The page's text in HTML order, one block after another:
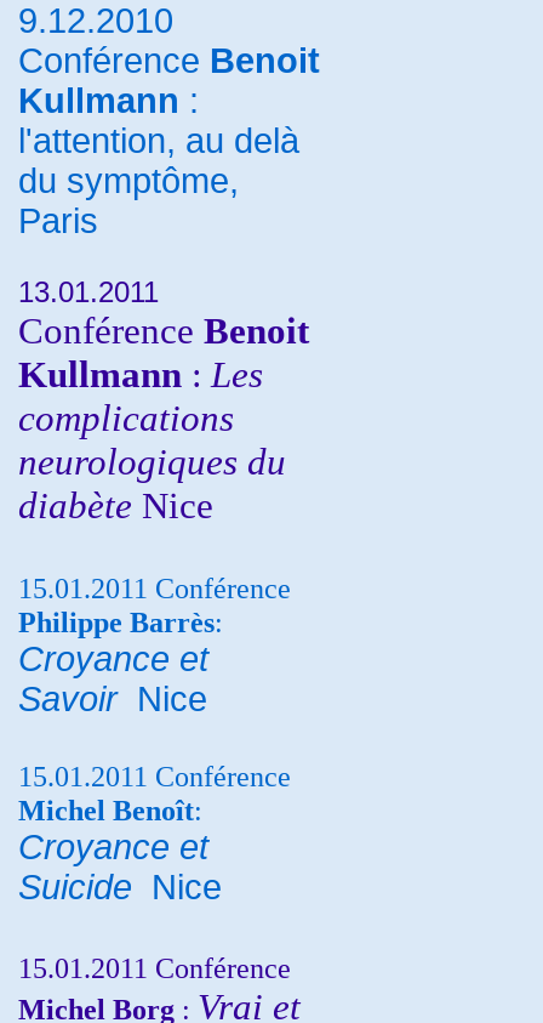
9.12.2010
Conférence Benoit
Kullmann :
l'attention, au delà
du symptôme,
Paris
13.01.2011
Conférence Benoit
Kullmann : Les
complications
neurologiques du
diabète Nice
15.01.2011 Conférence
Philippe Barrès:
Croyance et
Savoir Nice
15.01.2011 Conférence
Michel Benoît:
Croyance et
Suicide Nice
15.01.2011 Conférence
Michel Borg : Vrai et